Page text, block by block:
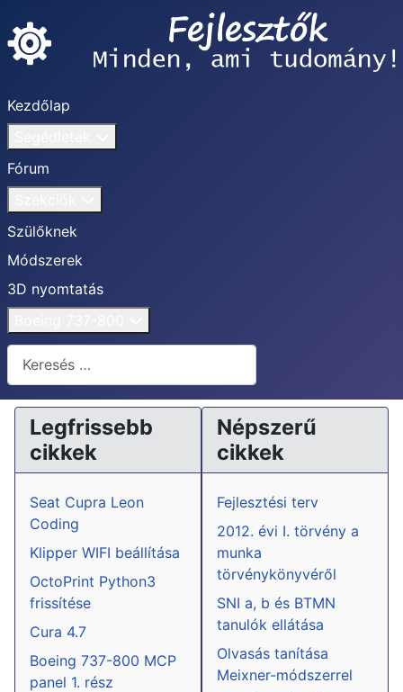
Kezdőlap
Fórum
Szülőknek
Módszerek
3D nyomtatás
Keresés...
Legfrissebb
cikkek
Seat Cupra Leon
Coding
Klipper WIFI beállítása
OctoPrint Python3
frissítése
Cura 4.7
Boeing 737-800 MCP
panel 1. rész
Népszerű
cikkek
Fejlesztési terv
2012. évi I. törvény a
munka
törvénykönyvéről
SNI a, b és BTMN
tanulók ellátása
Olvasás tanítása
Meixner-módszerrel